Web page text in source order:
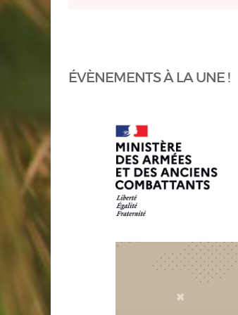
ÉVÈNEMENTS À LA UNE !